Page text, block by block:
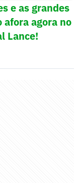
e as grandes
agora no
Lance!